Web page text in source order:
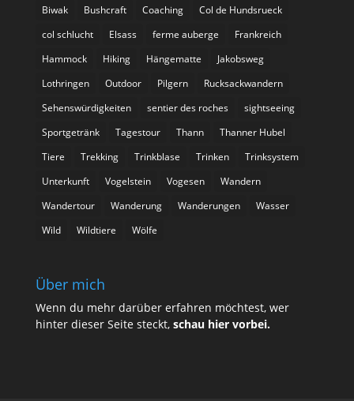
Biwak
Bushcraft Coaching
Col de Hundsrueck
col schlucht
Elsass ferme auberge
Frankreich
Hammock
Hiking Hängematte
Jakobsweg
Lothringen
Outdoor Pilgern
Rucksackwandern
Sehenswürdigkeiten
sentier des roches
sightseeing
Sportgetränk
Tagestour Thann
Thanner Hubel
Tiere
Trekking Trinkblase Trinken
Trinksystem
Unterkunft
Vogelstein Vogesen
Wandern
Wandertour
Wanderung Wanderungen
Wasser
Wild
Wildtiere Wölfe
Über mich
Wenn du mehr darüber erfahren möchtest, wer
hinter dieser Seite steckt, schau hier vorbei.